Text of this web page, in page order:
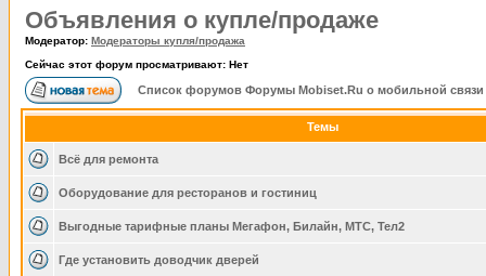
Объявления о купле/продаже
Модератор: Модераторы купля/продажа
Сейчас этот форум просматривают: Нет
Список форумов Форумы Mobiset.Ru о мобильной связи
Темы
Всё для ремонта
Оборудование для ресторанов и гостиниц
Выгодные тарифные планы Мегафон, Билайн, МТС, Тел2
Где установить доводчик дверей